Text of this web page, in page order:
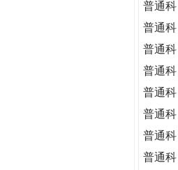
普通科
普通科
普通科
普通科
普通科
普通科
普通科
普通科